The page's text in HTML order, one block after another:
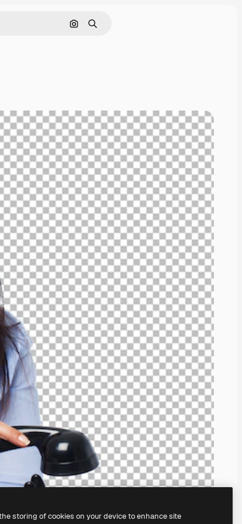
Pesquisar por imagem
Buscar
storing of cookies on your device to enhance site